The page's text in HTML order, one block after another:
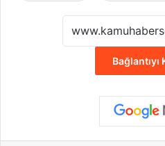
Bağlantıyı